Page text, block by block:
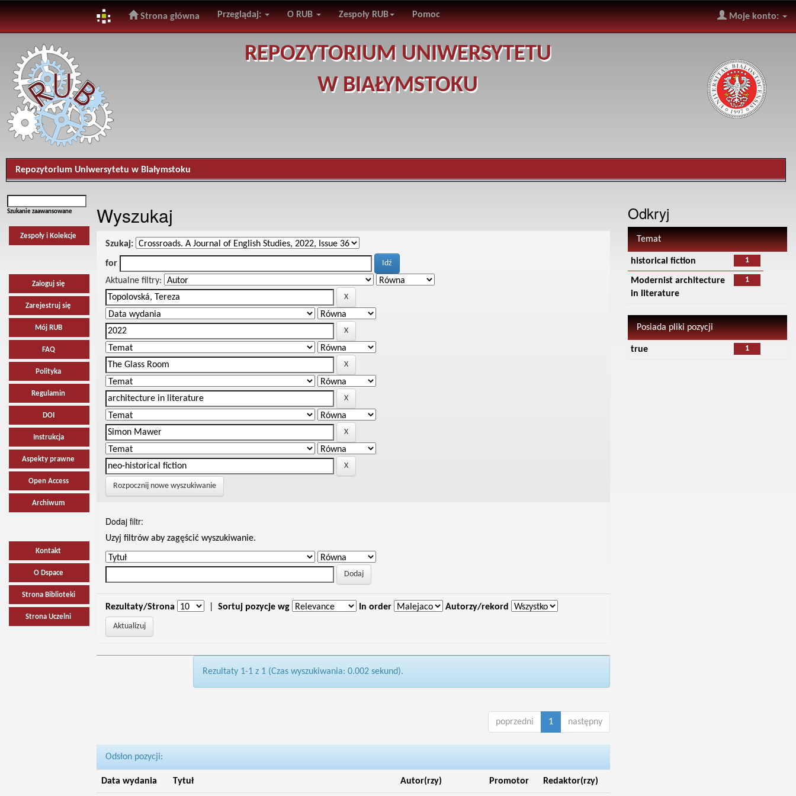
navigation
Strona główna Przeglądaj: O RUB Zespoły RUB Pomoc Moje konto:
REPOZYTORIUM UNIWERSYTETU
W BIAŁYMSTOKU
Repozytorium Uniwersytetu w Białymstoku
Szukanie zaawansowane
Zespoły i Kolekcje
Zaloguj się
Zarejestruj się
Mój RUB
FAQ
Polityka
Regulamin
DOI
Instrukcja
Aspekty prawne
Open Access
Archiwum
Kontakt
O Dspace
Strona Biblioteki
Strona Uczelni
Wyszukaj
Szukaj:
for
Aktualne filtry:
Rozpocznij nowe wyszukiwanie
Dodaj filtr:
Uzyj filtrów aby zagęścić wyszukiwanie.
Rezultaty/Strona Sortuj pozycje wg In order Autorzy/rekord
Rezultaty 1-1 z 1 (Czas wyszukiwania: 0.002 sekund).
poprzedni 1 następny
Odsłon pozycji:
Data wydania Tytuł Autor(rzy) Promotor Redaktor(rzy)
Odkryj
Temat
1
historical fiction
1
Modernist architecture
in literature
Posiada pliki pozycji
1
true